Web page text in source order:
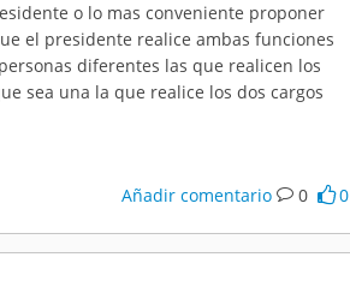
o lo mas conveniente proponer
el presidente realice ambas funciones
diferentes las que realicen los
sea una la que realice los dos cargos
Añadir comentario 0 0